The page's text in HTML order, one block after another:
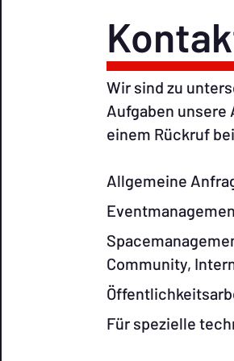
Wir sind zu
Aufgaben unsere
einem Rückruf
Allgemeine
Community,
Für spezielle